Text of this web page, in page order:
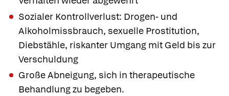
Sozialer Kontrollverlust: Drogen- und
Alkoholmissbrauch, sexuelle Prostitution,
Diebstähle, riskanter Umgang mit Geld bis zur
Verschuldung
Große Abneigung, sich in therapeutische
Behandlung zu begeben.